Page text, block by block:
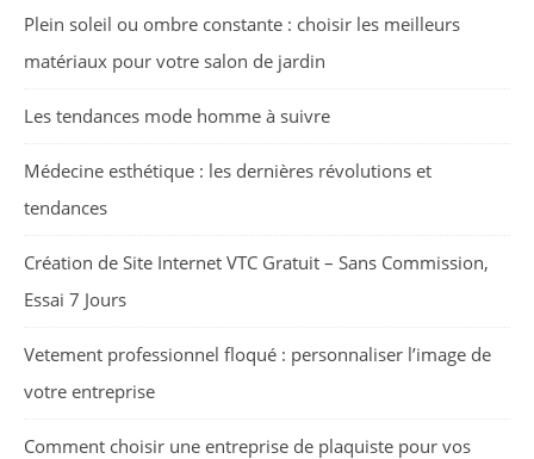
Plein soleil ou ombre constante : choisir les meilleurs
matériaux pour votre salon de jardin
Les tendances mode homme à suivre
Médecine esthétique : les dernières révolutions et
tendances
Création de Site Internet VTC Gratuit – Sans Commission,
Essai 7 Jours
Vetement professionnel floqué : personnaliser l’image de
votre entreprise
Comment choisir une entreprise de plaquiste pour vos